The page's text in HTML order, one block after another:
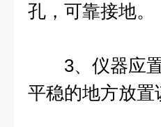
孔，可靠接地。
3、仪器应置
平稳的地方放置